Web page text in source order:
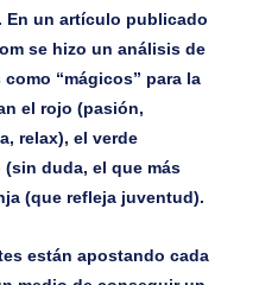
En un artículo publicado
se hizo un análisis de
“mágicos” para la
el rojo (pasión,
relax), el verde
(sin duda, el que más
(que refleja juventud).
están apostando cada